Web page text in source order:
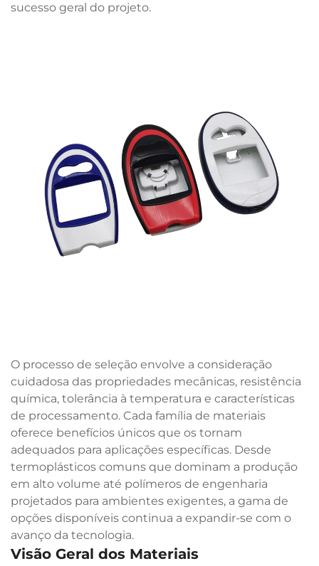
sucesso geral do projeto.
O processo de seleção envolve a consideração
cuidadosa das propriedades mecânicas, resistência
química, tolerância à temperatura e características
de processamento. Cada família de materiais
oferece benefícios únicos que os tornam
adequados para aplicações específicas. Desde
termoplásticos comuns que dominam a produção
em alto volume até polímeros de engenharia
projetados para ambientes exigentes, a gama de
opções disponíveis continua a expandir-se com o
avanço da tecnologia.
Visão Geral dos Materiais